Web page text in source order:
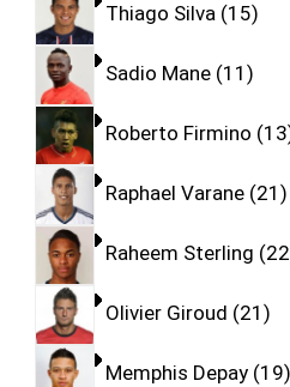
Thiago Silva 15
Sadio Mane 11
Roberto Firmino 13
Raphael Varane 21
Raheem Sterling 22
Olivier Giroud 21
Memphis Depay 19